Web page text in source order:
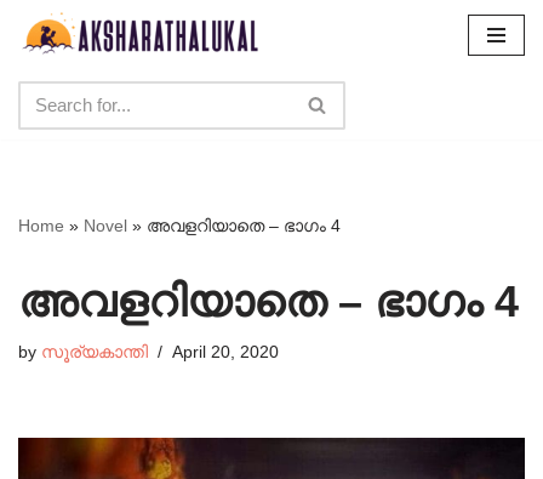
content
Home » Novel » അവളറിയാതെ – ഭാഗം 4
അവളറിയാതെ – ഭാഗം 4
by സൂര്യകാന്തി April 20, 2020